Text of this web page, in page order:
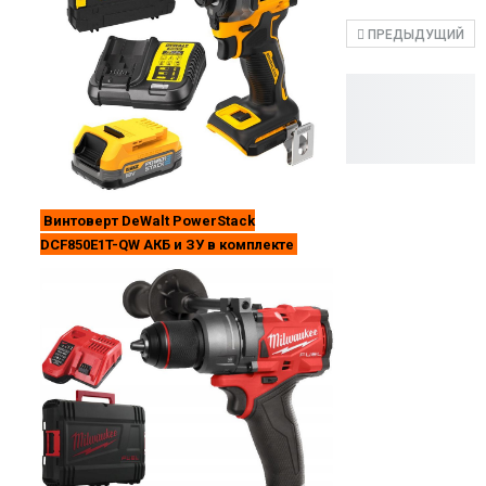
ПРЕДЫДУЩИЙ
Винтоверт DeWalt PowerStack
DCF850E1T-QW АКБ и ЗУ в комплекте